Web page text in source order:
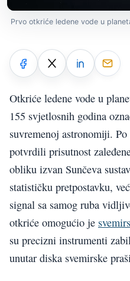
Prvo otkriće ledene vode u
Otkriće ledene vode u
155 svjetlosnih godina
suvremenoj astronomiji.
potvrdili prisutnost
obliku izvan Sunčeva
statističku pretpostavku,
signal sa samog ruba
otkriće omogućio je
su precizni instrumenti
unutar diska svemirske